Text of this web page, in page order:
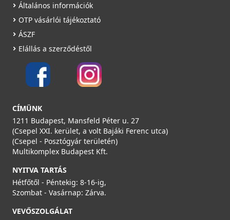
Általános információk
OTP vásárlói tájékoztató
ÁSZF
Elállás a szerződéstől
CÍMÜNK
1211 Budapest, Mansfeld Péter u. 27
(Csepel XXI. kerület, a volt Bajáki Ferenc utca)
(Csepel - Posztógyár területén)
Multikomplex Budapest Kft.
NYITVA TARTÁS
Hétfőtől - Péntekig: 8-16-ig,
Szombat - Vasárnap: Zárva.
VEVŐSZOLGÁLAT